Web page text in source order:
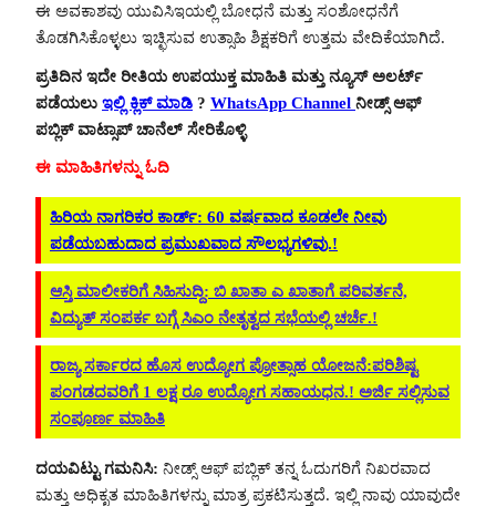
ಈ ಅವಕಾಶವು ಯುವಿಸಿಇಯಲ್ಲಿ ಬೋಧನೆ ಮತ್ತು ಸಂಶೋಧನೆಗೆ
ತೊಡಗಿಸಿಕೊಳ್ಳಲು ಇಚ್ಛಿಸುವ ಉತ್ಸಾಹಿ ಶಿಕ್ಷಕರಿಗೆ ಉತ್ತಮ ವೇದಿಕೆಯಾಗಿದೆ.
ಪ್ರತಿದಿನ ಇದೇ ರೀತಿಯ ಉಪಯುಕ್ತ ಮಾಹಿತಿ ಮತ್ತು ನ್ಯೂಸ್ ಅಲರ್ಟ್
ಪಡೆಯಲು ಇಲ್ಲಿ ಕ್ಲಿಕ್ ಮಾಡಿ ? WhatsApp Channel ನೀಡ್ಸ್ ಆಫ್
ಪಬ್ಲಿಕ್ ವಾಟ್ಸಾಪ್ ಚಾನೆಲ್ ಸೇರಿಕೊಳ್ಳಿ
ಈ ಮಾಹಿತಿಗಳನ್ನು ಓದಿ
ಹಿರಿಯ ನಾಗರಿಕರ ಕಾರ್ಡ್‌: 60 ವರ್ಷವಾದ ಕೂಡಲೇ ನೀವು
ಪಡೆಯಬಹುದಾದ ಪ್ರಮುಖವಾದ ಸೌಲಭ್ಯಗಳಿವು.!
ಆಸ್ತಿ ಮಾಲೀಕರಿಗೆ ಸಿಹಿಸುದ್ದಿ: ಬಿ ಖಾತಾ ಎ ಖಾತಾಗೆ ಪರಿವರ್ತನೆ,
ವಿದ್ಯುತ್ ಸಂಪರ್ಕ ಬಗ್ಗೆ ಸಿಎಂ ನೇತೃತ್ವದ ಸಭೆಯಲ್ಲಿ ಚರ್ಚೆ.!
ರಾಜ್ಯ ಸರ್ಕಾರದ ಹೊಸ ಉದ್ಯೋಗ ಪ್ರೋತ್ಸಾಹ ಯೋಜನೆ:ಪರಿಶಿಷ್ಟ
ಪಂಗಡದವರಿಗೆ 1 ಲಕ್ಷ ರೂ ಉದ್ಯೋಗ ಸಹಾಯಧನ.! ಅರ್ಜಿ ಸಲ್ಲಿಸುವ
ಸಂಪೂರ್ಣ ಮಾಹಿತಿ
ದಯವಿಟ್ಟು ಗಮನಿಸಿ: ನೀಡ್ಸ್ ಆಫ್ ಪಬ್ಲಿಕ್ ತನ್ನ ಓದುಗರಿಗೆ ನಿಖರವಾದ
ಮತ್ತು ಅಧಿಕೃತ ಮಾಹಿತಿಗಳನ್ನು ಮಾತ್ರ ಪ್ರಕಟಿಸುತ್ತದೆ. ಇಲ್ಲಿ ನಾವು ಯಾವುದೇ